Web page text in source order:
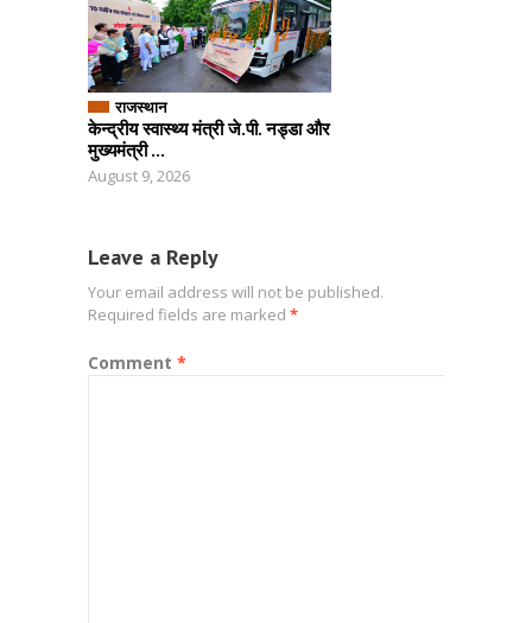
राजस्थान
केन्द्रीय स्वास्थ्य मंत्री जे.पी. नड्डा और
मुख्यमंत्री ...
August 9, 2026
Leave a Reply
Your email address will not be published.
Required fields are marked *
Comment *